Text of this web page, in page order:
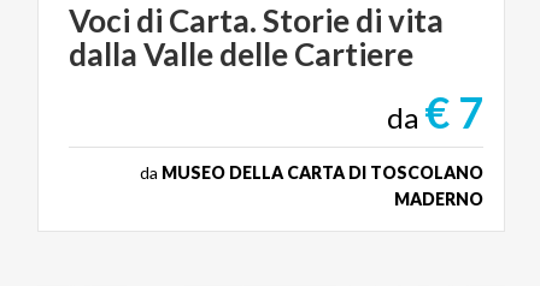
Voci di Carta.Storiedivita
dallaValledelleCartiere
da € 7
da MUSEO DELLA CARTA DI TOSCOLANO
MADERNO